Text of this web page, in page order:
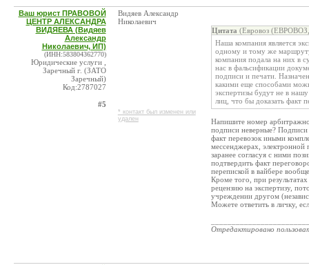
Ваш юрист ПРАВОВОЙ
ЦЕНТР АЛЕКСАНДРА
ВИДЯЕВА (Видяев
Александр
Николаевич, ИП)
(ИНН:583804362770)
Юридические услуги ,
Заречный г. (ЗАТО
Заречный)
Код:2787027
#5
Видяев Александр
Николаевич
* контакт был изменен или
удален
Цитата (Евровоз
Наша компания является
одному и тому же
компания подала на них в
нас в фальсификации
подписи и печати.
какими еще способами
экспертизы будут не в
лиц, что бы доказать факт
Напишите номер
подписи неверные?
факт перевозок иными
мессенджерах, электронной
заранее согласуя с ними
подтвердить факт
перепиской в вайбере
Кроме того, при
рецензию на экспертизу,
учреждении другом
Можете ответить в личку,
Отредактировано